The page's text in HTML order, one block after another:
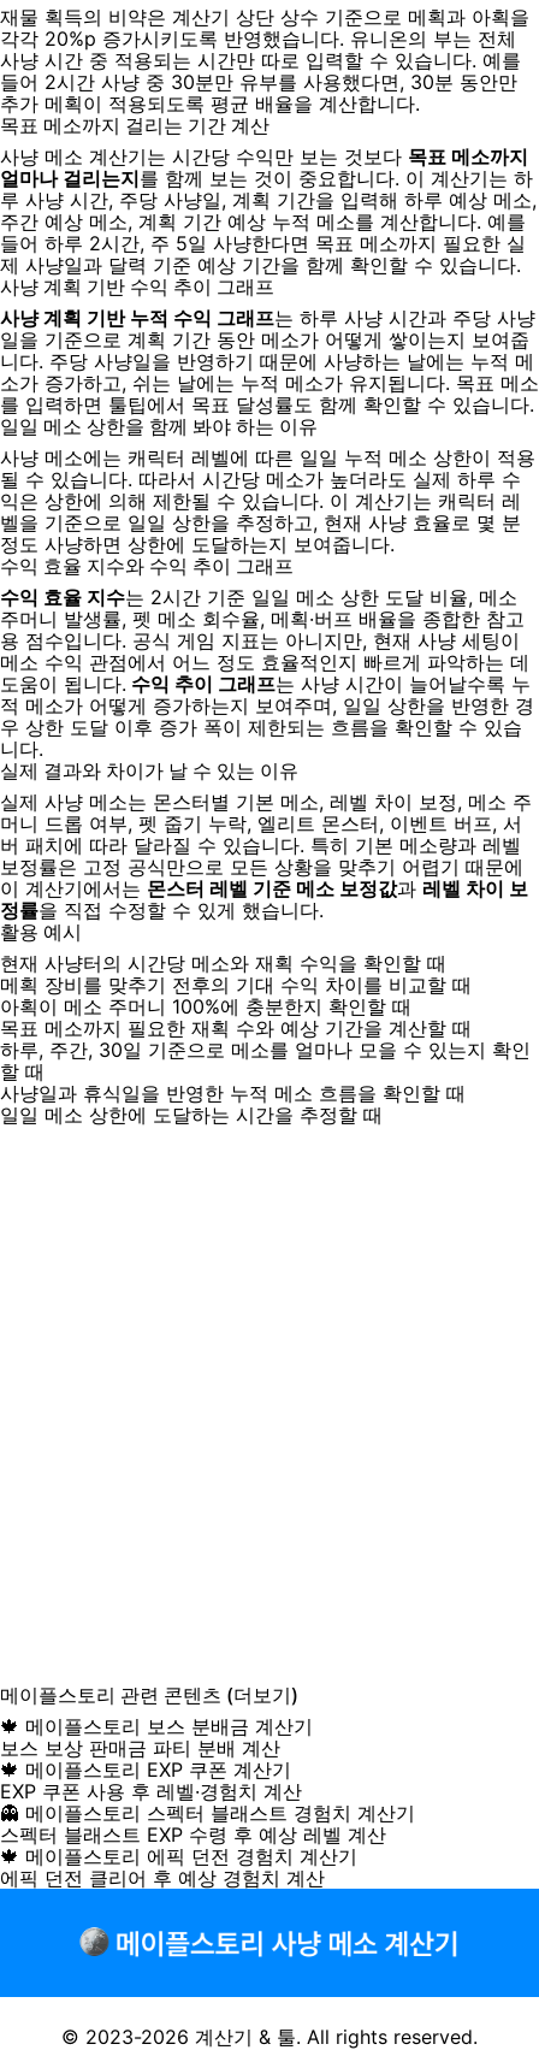
재물 획득의 비약은 계산기 상단 상수 기준으로 메획과 아획을
각각 20%p 증가시키도록 반영했습니다. 유니온의 부는 전체
사냥 시간 중 적용되는 시간만 따로 입력할 수 있습니다. 예를
들어 2시간 사냥 중 30분만 유부를 사용했다면, 30분 동안만
추가 메획이 적용되도록 평균 배율을 계산합니다.
목표 메소까지 걸리는 기간 계산
사냥 메소 계산기는 시간당 수익만 보는 것보다 목표 메소까지
얼마나 걸리는지를 함께 보는 것이 중요합니다. 이 계산기는 하
루 사냥 시간, 주당 사냥일, 계획 기간을 입력해 하루 예상 메소,
주간 예상 메소, 계획 기간 예상 누적 메소를 계산합니다. 예를
들어 하루 2시간, 주 5일 사냥한다면 목표 메소까지 필요한 실
제 사냥일과 달력 기준 예상 기간을 함께 확인할 수 있습니다.
사냥 계획 기반 수익 추이 그래프
사냥 계획 기반 누적 수익 그래프는 하루 사냥 시간과 주당 사냥
일을 기준으로 계획 기간 동안 메소가 어떻게 쌓이는지 보여줍
니다. 주당 사냥일을 반영하기 때문에 사냥하는 날에는 누적 메
소가 증가하고, 쉬는 날에는 누적 메소가 유지됩니다. 목표 메소
를 입력하면 툴팁에서 목표 달성률도 함께 확인할 수 있습니다.
일일 메소 상한을 함께 봐야 하는 이유
사냥 메소에는 캐릭터 레벨에 따른 일일 누적 메소 상한이 적용
될 수 있습니다. 따라서 시간당 메소가 높더라도 실제 하루 수
익은 상한에 의해 제한될 수 있습니다. 이 계산기는 캐릭터 레
벨을 기준으로 일일 상한을 추정하고, 현재 사냥 효율로 몇 분
정도 사냥하면 상한에 도달하는지 보여줍니다.
수익 효율 지수와 수익 추이 그래프
수익 효율 지수는 2시간 기준 일일 메소 상한 도달 비율, 메소
주머니 발생률, 펫 메소 회수율, 메획·버프 배율을 종합한 참고
용 점수입니다. 공식 게임 지표는 아니지만, 현재 사냥 세팅이
메소 수익 관점에서 어느 정도 효율적인지 빠르게 파악하는 데
도움이 됩니다. 수익 추이 그래프는 사냥 시간이 늘어날수록 누
적 메소가 어떻게 증가하는지 보여주며, 일일 상한을 반영한 경
우 상한 도달 이후 증가 폭이 제한되는 흐름을 확인할 수 있습
니다.
실제 결과와 차이가 날 수 있는 이유
실제 사냥 메소는 몬스터별 기본 메소, 레벨 차이 보정, 메소 주
머니 드롭 여부, 펫 줍기 누락, 엘리트 몬스터, 이벤트 버프, 서
버 패치에 따라 달라질 수 있습니다. 특히 기본 메소량과 레벨
보정률은 고정 공식만으로 모든 상황을 맞추기 어렵기 때문에
이 계산기에서는 몬스터 레벨 기준 메소 보정값과 레벨 차이 보
정률을 직접 수정할 수 있게 했습니다.
활용 예시
현재 사냥터의 시간당 메소와 재획 수익을 확인할 때
메획 장비를 맞추기 전후의 기대 수익 차이를 비교할 때
아획이 메소 주머니 100%에 충분한지 확인할 때
목표 메소까지 필요한 재획 수와 예상 기간을 계산할 때
하루, 주간, 30일 기준으로 메소를 얼마나 모을 수 있는지 확인
할 때
사냥일과 휴식일을 반영한 누적 메소 흐름을 확인할 때
일일 메소 상한에 도달하는 시간을 추정할 때
메이플스토리 관련 콘텐츠 (더보기)
🍁 메이플스토리 보스 분배금 계산기
보스 보상 판매금 파티 분배 계산
🍁 메이플스토리 EXP 쿠폰 계산기
EXP 쿠폰 사용 후 레벨·경험치 계산
👻 메이플스토리 스펙터 블래스트 경험치 계산기
스펙터 블래스트 EXP 수령 후 예상 레벨 계산
🍁 메이플스토리 에픽 던전 경험치 계산기
에픽 던전 클리어 후 예상 경험치 계산
© 2023-2026 계산기 & 툴. All rights reserved.